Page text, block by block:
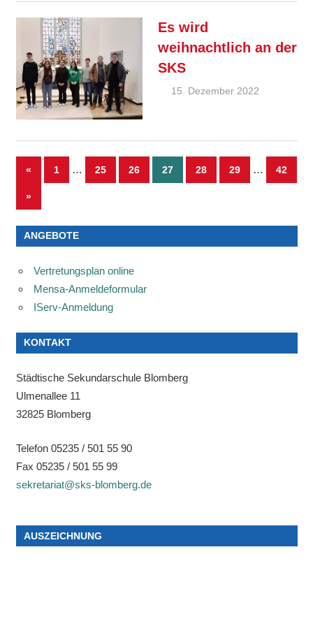
Es wird
weihnachtlich an der
SKS
15. Dezember 2022
Seitennummerierung
der
Beiträge
«Vorherige
Beiträge
1 … 25 26 27 28 29 … 42
Nächste
Beiträge
»
ANGEBOTE
Vertretungsplan online
Mensa-Anmeldeformular
IServ-Anmeldung
KONTAKT
Städtische Sekundarschule Blomberg
Ulmenallee 11
32825 Blomberg
Telefon 05235 / 501 55 90
Fax 05235 / 501 55 99
sekretariat@sks-blomberg.de
AUSZEICHNUNG